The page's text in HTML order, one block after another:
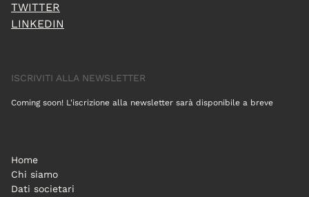
TWITTER
LINKEDIN
ISCRIVITI ALLA NEWSLETTER
Coming soon! L'iscrizione alla newsletter sarà disponibile a breve
Home
Chi siamo
Dati societari